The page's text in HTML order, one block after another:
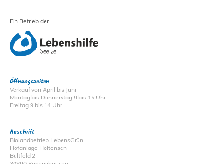
Ein Betrieb der
Öffnungszeiten
Verkauf von April bis Juni
Montag bis Donnerstag 9 bis 15 Uhr
Freitag 9 bis 14 Uhr
Anschrift
Biolandbetrieb LebensGrün
Hofanlage Holtensen
Bultfeld 2